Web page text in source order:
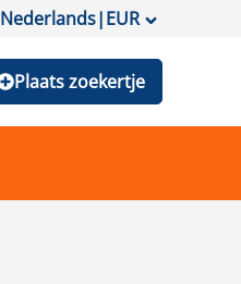
Nederlands|EUR
Plaats zoekertje